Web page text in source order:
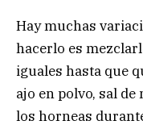
Hay muchas
hacerlo es
iguales hasta que
ajo en polvo, sal
los horneas